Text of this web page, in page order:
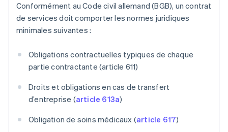
Conformément au Code civil allemand (BGB), un contrat
de services doit comporter les normes juridiques
minimales suivantes :
Obligations contractuelles typiques de chaque
partie contractante (article 611)
Droits et obligations en cas de transfert
d’entreprise (article 613a)
Obligation de soins médicaux (article 617)